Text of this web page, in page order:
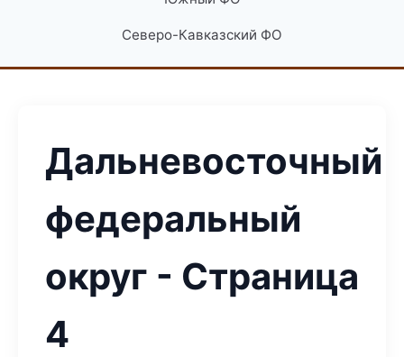
Северо-Кавказский ФО
Дальневосточный
федеральный
округ - Страница
4